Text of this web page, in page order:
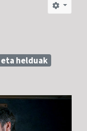
helduak